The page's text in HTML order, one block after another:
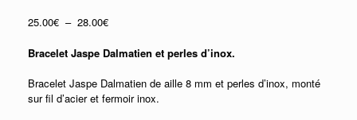
25.00€ – 28.00€Plage
prix :
à
28.00€
Bracelet Jaspe Dalmatien et perles d’inox.
Bracelet Jaspe Dalmatien de aille 8 mm et perles d’inox, monté
sur fil d’acier et fermoir inox.